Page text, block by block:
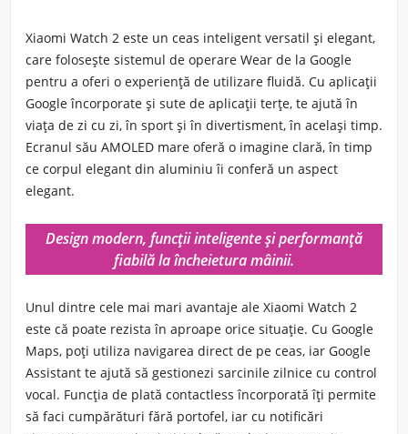
Xiaomi Watch 2 este un ceas inteligent versatil și elegant,
care folosește sistemul de operare Wear de la Google
pentru a oferi o experiență de utilizare fluidă. Cu aplicații
Google încorporate și sute de aplicații terțe, te ajută în
viața de zi cu zi, în sport și în divertisment, în același timp.
Ecranul său AMOLED mare oferă o imagine clară, în timp
ce corpul elegant din aluminiu îi conferă un aspect
elegant.
Design modern, funcții inteligente și performanță
fiabilă la încheietura mâinii.
Unul dintre cele mai mari avantaje ale Xiaomi Watch 2
este că poate rezista în aproape orice situație. Cu Google
Maps, poți utiliza navigarea direct de pe ceas, iar Google
Assistant te ajută să gestionezi sarcinile zilnice cu control
vocal. Funcția de plată contactless încorporată îți permite
să faci cumpărături fără portofel, iar cu notificări